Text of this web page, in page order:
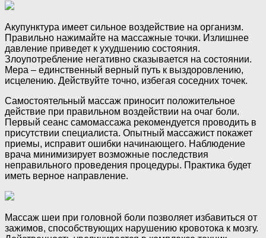
Акупунктура имеет сильное воздействие на организм.
Правильно нажимайте на массажные точки. Излишнее
давление приведет к ухудшению состояния.
Злоупотребление негативно сказывается на состоянии.
Мера – единственный верный путь к выздоровлению,
исцелению. Действуйте точно, избегая соседних точек.
Самостоятельный массаж приносит положительное
действие при правильном воздействии на очаг боли.
Первый сеанс самомассажа рекомендуется проводить в
присутствии специалиста. Опытный массажист покажет
приемы, исправит ошибки начинающего. Наблюдение
врача минимизирует возможные последствия
неправильного проведения процедуры. Практика будет
иметь верное направление.
Массаж шеи при головной боли позволяет избавиться от
зажимов, способствующих нарушению кровотока к мозгу.